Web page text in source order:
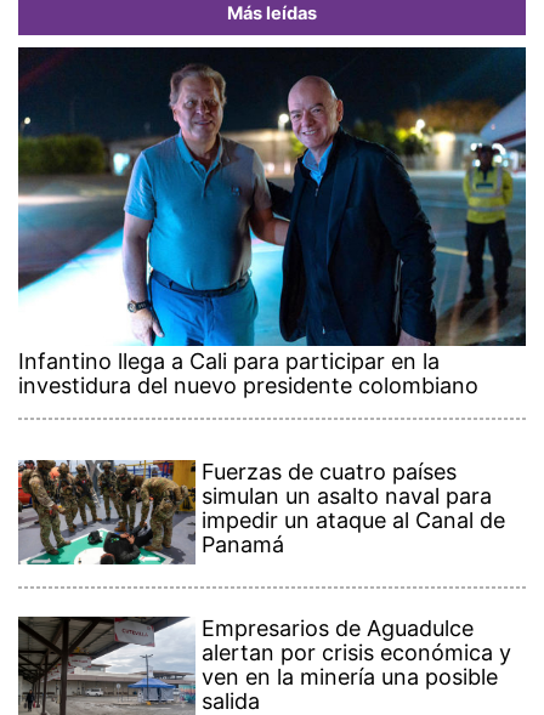
Más leídas
Infantino llega a Cali para participar en la
investidura del nuevo presidente colombiano
Fuerzas de cuatro países
simulan un asalto naval para
impedir un ataque al Canal de
Panamá
Empresarios de Aguadulce
alertan por crisis económica y
ven en la minería una posible
salida